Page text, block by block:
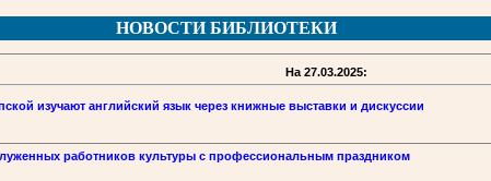
НОВОСТИ БИБЛИОТЕКИ
На 27.03.2025:
изучают английский язык через книжные выставки и дискуссии
работников культуры с профессиональным праздником